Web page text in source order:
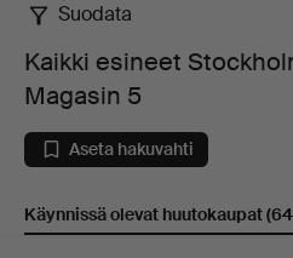
Kaikki
esineet
Stockholms
Auktionsverk
Suodata
Kaikki esineet
Magasin 5
Aseta hakuvahti
Käynnissä olevat huutokaupat